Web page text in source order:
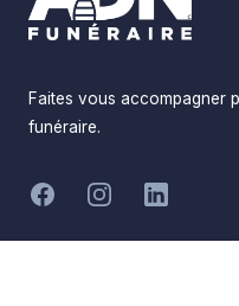
Informations
Faites vous accompagner
funéraire.
FacebookInstagramLinkedIn